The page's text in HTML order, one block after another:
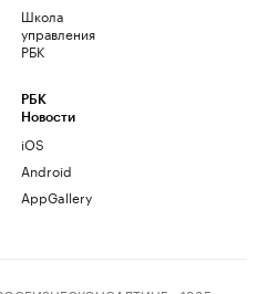
Школа
управления
РБК
РБК
Новости
iOS
Android
AppGallery